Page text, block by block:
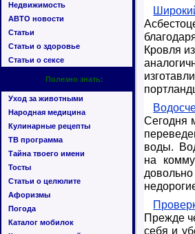
Недвижимость
АВТО новости
Статьи
Статьи о здоровье
Статьи о сексе
Полезно знать:
Уход за животными
Народная медицина
Кулинарные рецепты
ТВ программа
Тайна твоего имени
Тосты
Статьи о целюлите
Афоризмы
Погода
Каталог мобилок
Кровля
Сегодня
воды.
на
Прежде
себя и